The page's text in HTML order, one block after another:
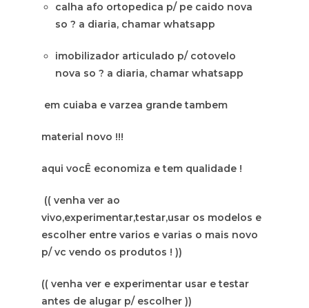
calha afo ortopedica p/ pe caido nova
so ? a diaria, chamar whatsapp
imobilizador articulado p/ cotovelo
nova so ? a diaria, chamar whatsapp
em cuiaba e varzea grande tambem
material novo !!!
aqui vocÊ economiza e tem qualidade !
(( venha ver ao
vivo,experimentar,testar,usar os modelos e
escolher entre varios e varias o mais novo
p/ vc vendo os produtos ! ))
(( venha ver e experimentar usar e testar
antes de alugar p/ escolher ))